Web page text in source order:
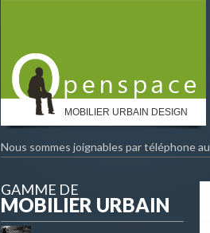
MOBILIER URBAIN DESIGN
Nous sommes joignables par téléphone au
GAMME DE
MOBILIER URBAIN